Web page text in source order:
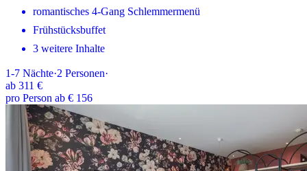
romantisches 4-Gang Schlemmermenü
Frühstücksbuffet
3 weitere Inhalte
1-7 Nächte·2 Personen·
ab 311 €
pro Person ab € 156